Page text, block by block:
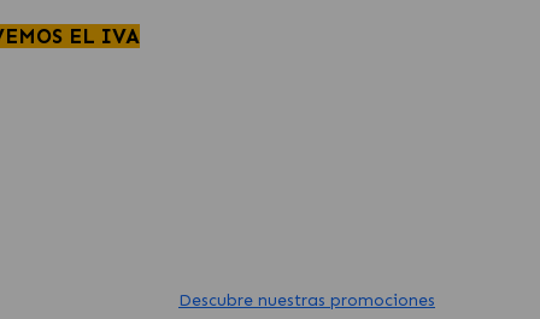
EL IVA
Descubre nuestras promociones